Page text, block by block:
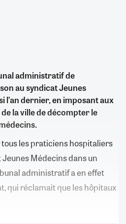
administratif de
au syndicat Jeunes
l’an dernier, en imposant aux
la ville de décompter le
les praticiens hospitaliers
Médecins dans un
administratif a en effet
qui réclamait que les hôpitaux